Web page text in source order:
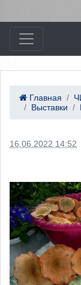
Главная
Выставки
16.06.2022 14:52